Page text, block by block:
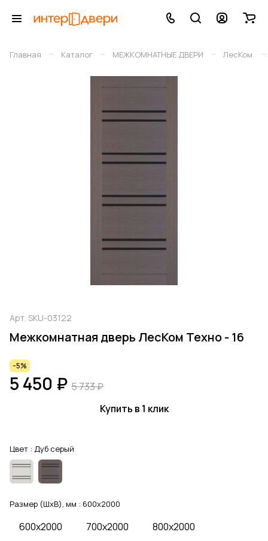
Главная – Каталог – МЕЖКОМНАТНЫЕ ДВЕРИ – ЛесКом –
Арт. SKU-03122
Межкомнатная дверь ЛесКом Техно - 16
-5%
5 450 ₽ 5 733 ₽
Купить в 1 клик
Цвет : Дуб серый
Размер (ШхВ), мм : 600x2000
600x2000 700x2000 800x2000